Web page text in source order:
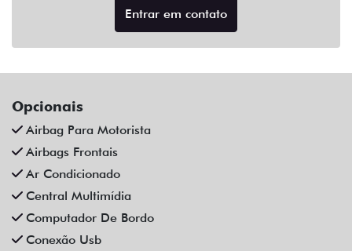
Entrar em contato
Opcionais
Airbag Para Motorista
Airbags Frontais
Ar Condicionado
Central Multimídia
Computador De Bordo
Conexão Usb